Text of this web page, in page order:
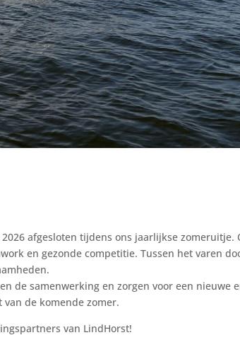
afgesloten tijdens ons jaarlijkse
en gezonde competitie. Tussen het varen
de samenwerking en zorgen voor een nieuwe
de komende zomer.
van LindHorst!